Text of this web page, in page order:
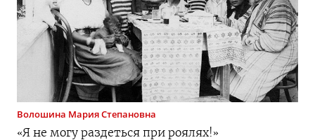
Волошина Мария Степановна
«Я не могу раздеться при роялях!»